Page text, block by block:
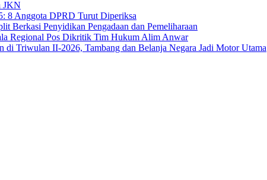
JKN
8 Anggota DPRD Turut Diperiksa
Berkasi Penyidikan Pengadaan dan Pemeliharaan
Regional Pos Dikritik Tim Hukum Alim Anwar
di Triwulan II-2026, Tambang dan Belanja Negara Jadi Motor Utama